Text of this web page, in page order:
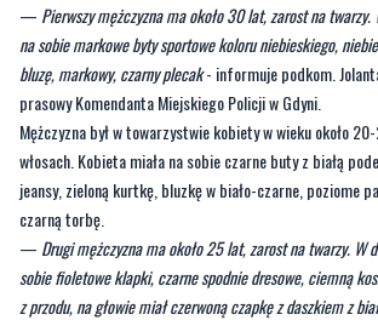
— Pierwszy mężczyzna ma około 30 lat, zarost na twarzy.
na sobie markowe byty sportowe koloru niebieskiego,
bluzę, markowy, czarny plecak- informuje podkom.
prasowy Komendanta Miejskiego Policji w Gdyni.
Mężczyzna był w towarzystwie kobiety w wieku około
włosach. Kobieta miała na sobie czarne buty z białą
jeansy, zieloną kurtkę, bluzkę w biało-czarne, poziome
czarną torbę.
— Drugi mężczyzna ma około 25 lat, zarost na twarzy. W
sobie fioletowe klapki, czarne spodnie dresowe, ciemną
z przodu, na głowie miał czerwoną czapkę z daszkiem z